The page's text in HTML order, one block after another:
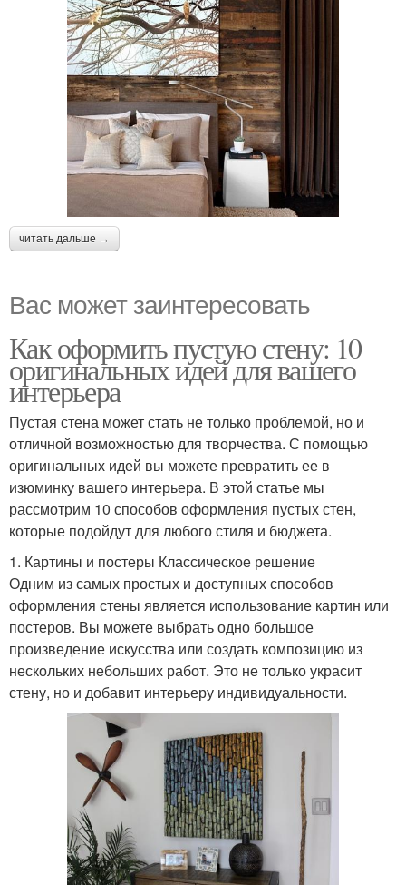
читать дальше →
Вас может заинтересовать
Как оформить пустую стену: 10
оригинальных идей для вашего
интерьера
Пустая стена может стать не только проблемой, но и
отличной возможностью для творчества. С помощью
оригинальных идей вы можете превратить ее в
изюминку вашего интерьера. В этой статье мы
рассмотрим 10 способов оформления пустых стен,
которые подойдут для любого стиля и бюджета.
1. Картины и постеры Классическое решение
Одним из самых простых и доступных способов
оформления стены является использование картин или
постеров. Вы можете выбрать одно большое
произведение искусства или создать композицию из
нескольких небольших работ. Это не только украсит
стену, но и добавит интерьеру индивидуальности.